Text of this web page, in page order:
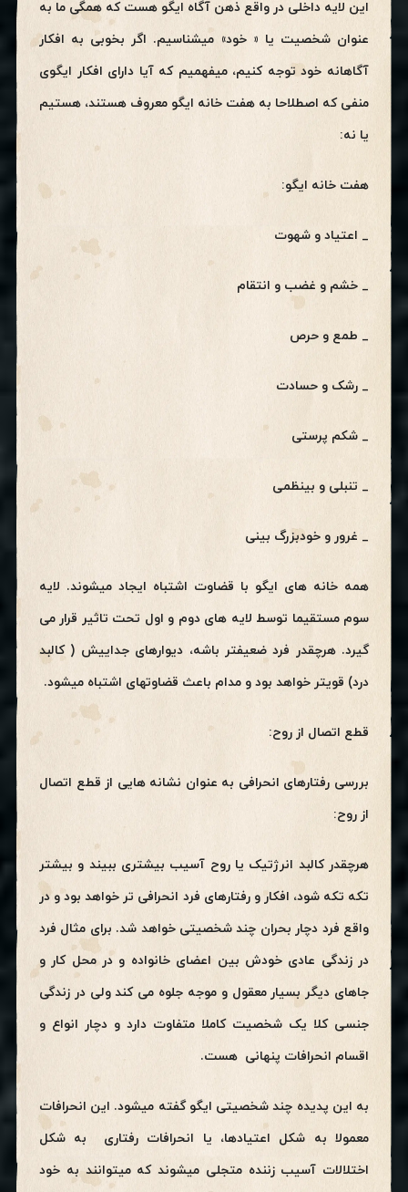
این لایه داخلی در واقع ذهن آگاه ایگو هست که همگی ما به
عنوان شخصیت یا « خود» میشناسیم. اگر بخوبی به افکار
آگاهانه خود توجه کنیم، میفهمیم که آیا دارای افکار ایگوی
منفی که اصطلاحا به هفت خانه ایگو معروف هستند، هستیم
یا نه:
هفت خانه ایگو:
_ اعتیاد و شهوت
_ خشم و غضب و انتقام
_ طمع و حرص
_ رشک و حسادت
_ شکم پرستی
_ تنبلی و بینظمی
_ غرور و خودبزرگ بینی
همه خانه های ایگو با قضاوت اشتباه ایجاد میشوند. لایه
سوم مستقیما توسط لایه های دوم و اول تحت تاثیر قرار می
گیرد. هرچقدر فرد ضعیفتر باشه، دیوارهای جداییش ( کالبد
درد) قویتر خواهد بود و مدام باعث قضاوتهای اشتباه میشود.
قطع اتصال از روح:
بررسی رفتارهای انحرافی به عنوان نشانه هایی از قطع اتصال
از روح:
هرچقدر کالبد انرژتیک یا روح آسیب بیشتری ببیند و بیشتر
تکه تکه شود، افکار و رفتارهای فرد انحرافی تر خواهد بود و در
واقع فرد دچار بحران چند شخصیتی خواهد شد. برای مثال فرد
در زندگی عادی خودش بین اعضای خانواده و در محل کار و
جاهای دیگر بسیار معقول و موجه جلوه می کند ولی در زندگی
جنسی کلا یک شخصیت کاملا متفاوت دارد و دچار انواع و
اقسام انحرافات پنهانی هست.
به این پدیده چند شخصیتی ایگو گفته میشود. این انحرافات
معمولا به شکل اعتیادها، یا انحرافات رفتاری به شکل
اختلالات آسیب زننده متجلی میشوند که میتوانند به خود